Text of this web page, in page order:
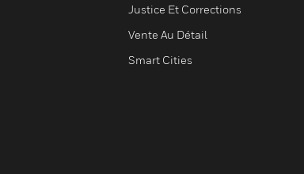
Justice Et Corrections
Vente Au Détail
Smart Cities